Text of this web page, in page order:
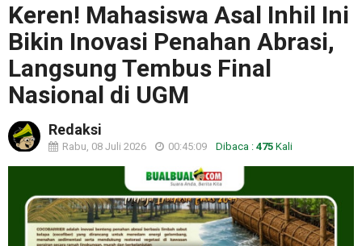
Keren! Mahasiswa Asal Inhil Ini
Bikin Inovasi Penahan Abrasi,
Langsung Tembus Final
Nasional di UGM
Redaksi
Rabu, 08 Juli 2026 00:45:09 Dibaca : 475 Kali